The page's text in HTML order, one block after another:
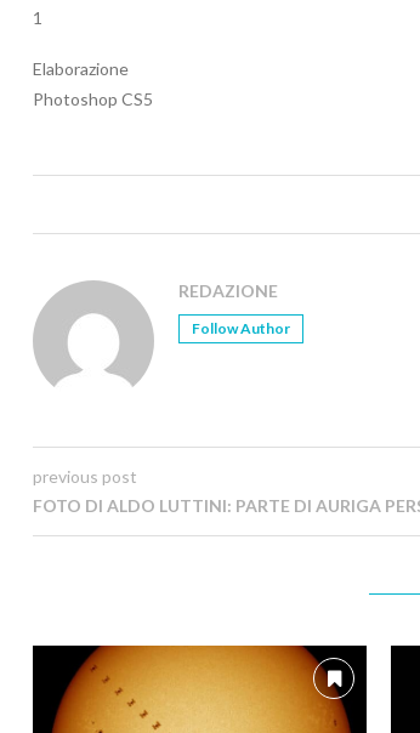
1
Elaborazione
Photoshop CS5
REDAZIONE
Follow Author
previous post
FOTO DI ALDO LUTTINI: PARTE DI AURIGA